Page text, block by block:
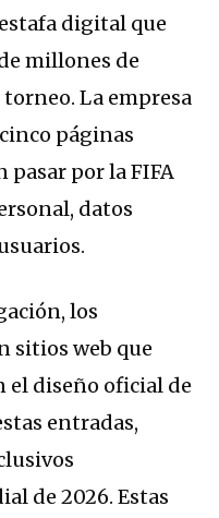
digital que
millones de
La empresa
páginas
pasar por la FIFA
datos
los
sitios web que
el diseño oficial de
entradas,
de 2026. Estas